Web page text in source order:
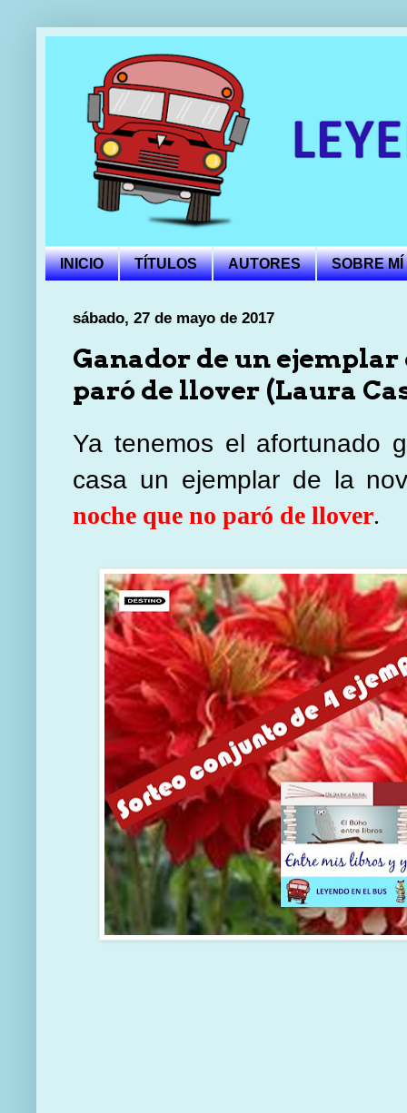
INICIO TÍTULOS AUTORES SOBRE MÍ
sábado, 27 de mayo de 2017
Ganador de un ejemplar
paró de llover (Laura
Ya tenemos el afortunado
casa un ejemplar de la
noche que no paró de llover.